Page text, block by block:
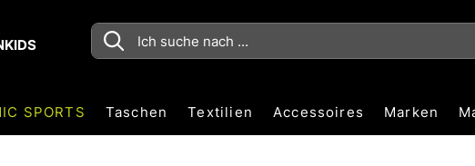
KIDS
SPORTS Taschen Textilien Accessoires Marken